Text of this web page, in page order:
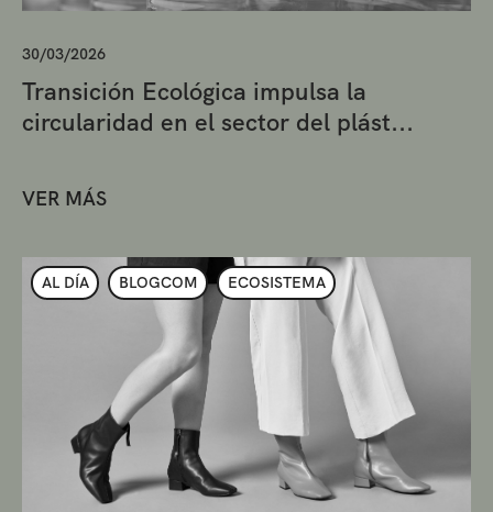
30/03/2026
Transición Ecológica impulsa la
circularidad en el sector del plást...
VER MÁS
AL DÍA BLOGCOM ECOSISTEMA